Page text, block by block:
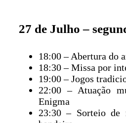
27 de Julho –
18:00 – Abertura do
18:30 – Missa por
19:00 – Jogos
22:00 – Atuação
Enigma
23:30 – Sorteio de